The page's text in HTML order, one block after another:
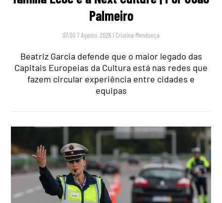
Palmeiro
07:30 7 Agosto, 2026 | Cristina Mendonça
Beatriz Garcia defende que o maior legado das
Capitais Europeias da Cultura está nas redes que
fazem circular experiência entre cidades e
equipas